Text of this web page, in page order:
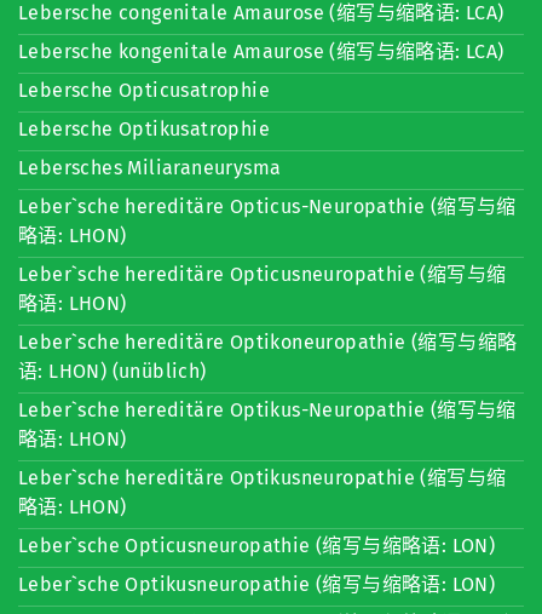
Lebersche congenitale Amaurose (缩写与缩略语: LCA)
Lebersche kongenitale Amaurose (缩写与缩略语: LCA)
Lebersche Opticusatrophie
Lebersche Optikusatrophie
Lebersches Miliaraneurysma
Leber`sche hereditäre Opticus-Neuropathie (缩写与缩
略语: LHON)
Leber`sche hereditäre Opticusneuropathie (缩写与缩
略语: LHON)
Leber`sche hereditäre Optikoneuropathie (缩写与缩略
语: LHON) (unüblich)
Leber`sche hereditäre Optikus-Neuropathie (缩写与缩
略语: LHON)
Leber`sche hereditäre Optikusneuropathie (缩写与缩
略语: LHON)
Leber`sche Opticusneuropathie (缩写与缩略语: LON)
Leber`sche Optikusneuropathie (缩写与缩略语: LON)